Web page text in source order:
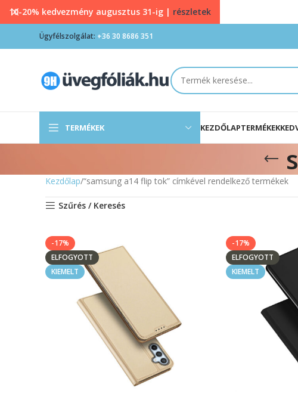
Ügyfélszolgálat: +36 30 8686 351
TERMÉKEK KEZDŐLAPTERMÉKEK
Kezdőlap “samsung a14 flip tok” címkével rendelkező termékek
Szűrés / Keresés
-17%
ELFOGYOTT
KIEMELT
-17%
ELFOGYOTT
KIEMELT
10-20% kedvezmény augusztus 31-ig | részletek